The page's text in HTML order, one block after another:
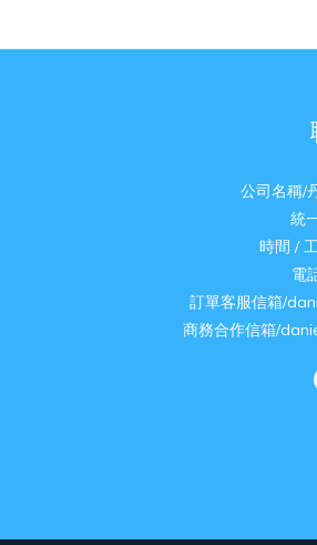
公司名稱/
統
時間 /
電
訂單客服信箱/
商務合作信箱/